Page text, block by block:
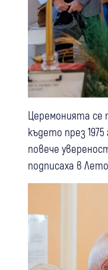
Церемонията се
където през
повече
подписаха в